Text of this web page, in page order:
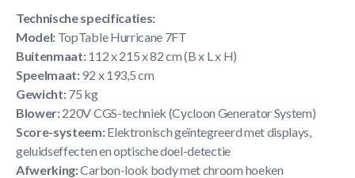
Technische specificaties:
Model: TopTable Hurricane 7FT
Buitenmaat:112 x 215 x 82 cm (B x L x H)
Speelmaat:92 x 193,5 cm
Gewicht:75 kg
Blower:220V CGS-techniek (Cycloon Generator System)
Score-systeem:Elektronisch geïntegreerd met displays,
geluidseffecten en optische doel-detectie
Afwerking:Carbon-look body met chroom hoeken